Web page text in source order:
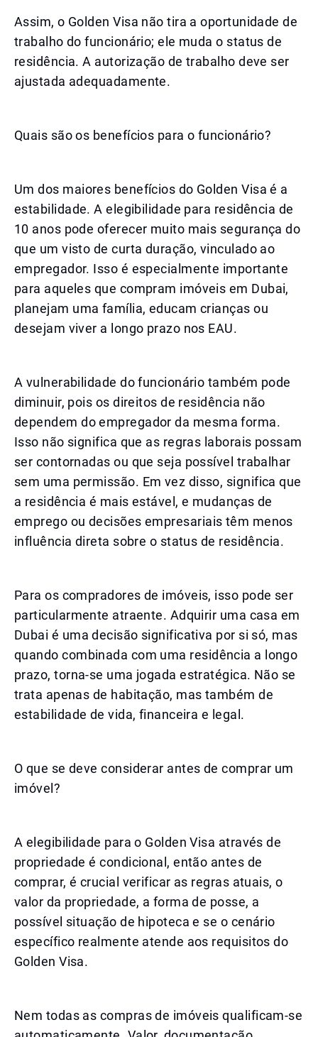
Assim, o Golden Visa não tira a oportunidade de
trabalho do funcionário; ele muda o status de
residência. A autorização de trabalho deve ser
ajustada adequadamente.
Quais são os benefícios para o funcionário?
Um dos maiores benefícios do Golden Visa é a
estabilidade. A elegibilidade para residência de
10 anos pode oferecer muito mais segurança do
que um visto de curta duração, vinculado ao
empregador. Isso é especialmente importante
para aqueles que compram imóveis em Dubai,
planejam uma família, educam crianças ou
desejam viver a longo prazo nos EAU.
A vulnerabilidade do funcionário também pode
diminuir, pois os direitos de residência não
dependem do empregador da mesma forma.
Isso não significa que as regras laborais possam
ser contornadas ou que seja possível trabalhar
sem uma permissão. Em vez disso, significa que
a residência é mais estável, e mudanças de
emprego ou decisões empresariais têm menos
influência direta sobre o status de residência.
Para os compradores de imóveis, isso pode ser
particularmente atraente. Adquirir uma casa em
Dubai é uma decisão significativa por si só, mas
quando combinada com uma residência a longo
prazo, torna-se uma jogada estratégica. Não se
trata apenas de habitação, mas também de
estabilidade de vida, financeira e legal.
O que se deve considerar antes de comprar um
imóvel?
A elegibilidade para o Golden Visa através de
propriedade é condicional, então antes de
comprar, é crucial verificar as regras atuais, o
valor da propriedade, a forma de posse, a
possível situação de hipoteca e se o cenário
específico realmente atende aos requisitos do
Golden Visa.
Nem todas as compras de imóveis qualificam-se